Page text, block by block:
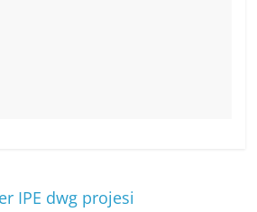
IPE dwg projesi